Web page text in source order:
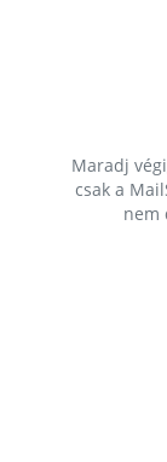
Maradj
csak a
nem